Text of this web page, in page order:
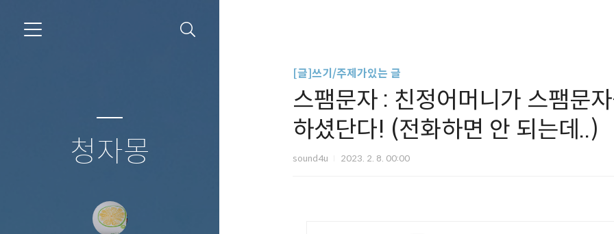
청자몽
[글]쓰기/주제가있는 글
스팸문자 : 친정어머니가 스팸문
하셨단다! (전화하면 안 되는데..)
sound4u 2023. 2. 8. 00:00